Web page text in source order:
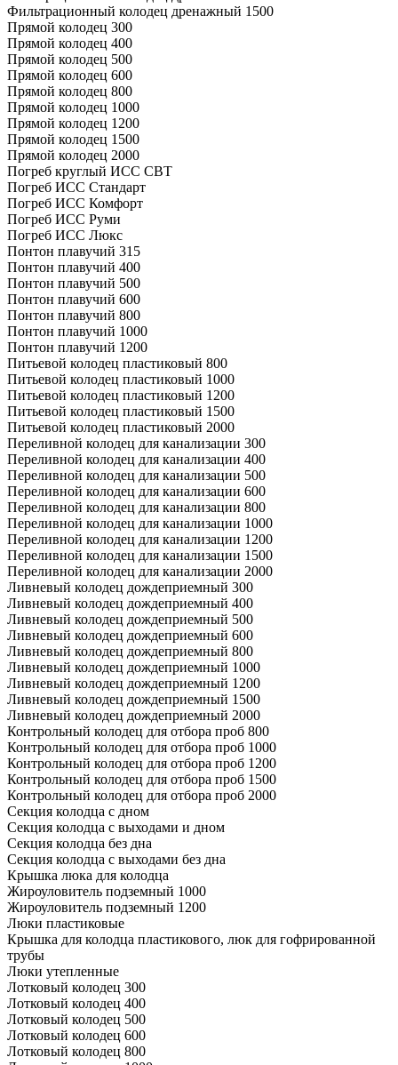
Фильтрационный колодец дренажный 1500
Прямой колодец 300
Прямой колодец 400
Прямой колодец 500
Прямой колодец 600
Прямой колодец 800
Прямой колодец 1000
Прямой колодец 1200
Прямой колодец 1500
Прямой колодец 2000
Погреб круглый ИСС СВТ
Погреб ИСС Стандарт
Погреб ИСС Комфорт
Погреб ИСС Руми
Погреб ИСС Люкс
Понтон плавучий 315
Понтон плавучий 400
Понтон плавучий 500
Понтон плавучий 600
Понтон плавучий 800
Понтон плавучий 1000
Понтон плавучий 1200
Питьевой колодец пластиковый 800
Питьевой колодец пластиковый 1000
Питьевой колодец пластиковый 1200
Питьевой колодец пластиковый 1500
Питьевой колодец пластиковый 2000
Переливной колодец для канализации 300
Переливной колодец для канализации 400
Переливной колодец для канализации 500
Переливной колодец для канализации 600
Переливной колодец для канализации 800
Переливной колодец для канализации 1000
Переливной колодец для канализации 1200
Переливной колодец для канализации 1500
Переливной колодец для канализации 2000
Ливневый колодец дождеприемный 300
Ливневый колодец дождеприемный 400
Ливневый колодец дождеприемный 500
Ливневый колодец дождеприемный 600
Ливневый колодец дождеприемный 800
Ливневый колодец дождеприемный 1000
Ливневый колодец дождеприемный 1200
Ливневый колодец дождеприемный 1500
Ливневый колодец дождеприемный 2000
Контрольный колодец для отбора проб 800
Контрольный колодец для отбора проб 1000
Контрольный колодец для отбора проб 1200
Контрольный колодец для отбора проб 1500
Контрольный колодец для отбора проб 2000
Секция колодца с дном
Секция колодца с выходами и дном
Секция колодца без дна
Секция колодца с выходами без дна
Крышка люка для колодца
Жироуловитель подземный 1000
Жироуловитель подземный 1200
Люки пластиковые
Крышка для колодца пластикового, люк для гофрированной
трубы
Люки утепленные
Лотковый колодец 300
Лотковый колодец 400
Лотковый колодец 500
Лотковый колодец 600
Лотковый колодец 800